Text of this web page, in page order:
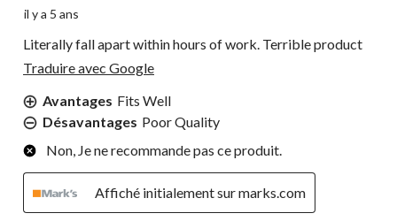
il y a 5 ans
Literally fall apart within hours of work. Terrible product
Traduire avec Google
Avantages Fits Well
Désavantages Poor Quality
Non, Je ne recommande pas ce produit.
Affiché initialement sur marks.com